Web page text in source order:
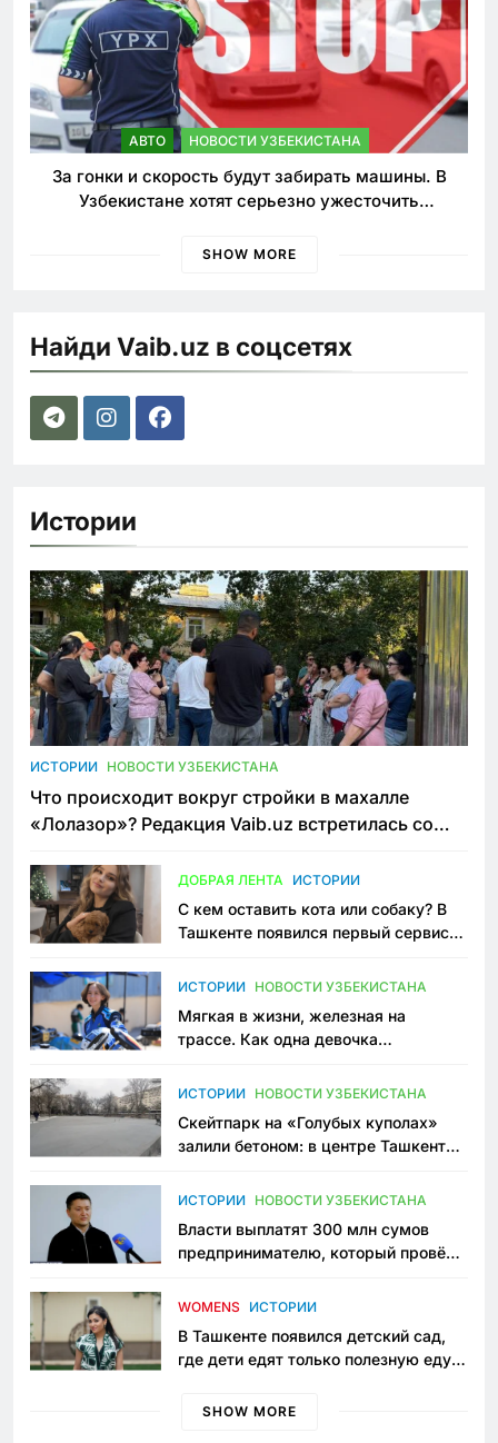
АВТО НОВОСТИ УЗБЕКИСТАНА
За гонки и скорость будут забирать машины. В
Узбекистане хотят серьезно ужесточить
SHOW MORE
Найди Vaib.uz в соцсетях
Истории
ИСТОРИИ НОВОСТИ УЗБЕКИСТАНА
Что происходит вокруг стройки в махалле
«Лолазор»? Редакция Vaib.uz встретилась со
ДОБРАЯ ЛЕНТА ИСТОРИИ
С кем оставить кота или собаку? В
Ташкенте появился первый сервис
ИСТОРИИ НОВОСТИ УЗБЕКИСТАНА
Мягкая в жизни, железная на
трассе. Как одна девочка
Узбекистане
ИСТОРИИ НОВОСТИ УЗБЕКИСТАНА
Скейтпарк на «Голубых куполах»
залили бетоном: в центре Ташкента
пространство
ИСТОРИИ НОВОСТИ УЗБЕКИСТАНА
Власти выплатят 300 млн сумов
предпринимателю, который провёл
приговору
WOMENS ИСТОРИИ
В Ташкенте появился детский сад,
где дети едят только полезную еду.
просить «кашу без сахара»
SHOW MORE